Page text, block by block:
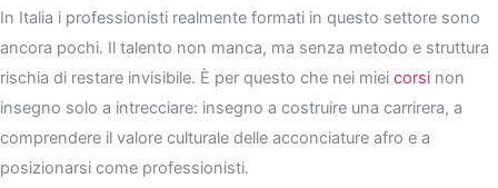
In Italia i professionisti realmente formati in questo settore sono
ancora pochi. Il talento non manca, ma senza metodo e struttura
rischia di restare invisibile. È per questo che nei miei corsi non
insegno solo a intrecciare: insegno a costruire una carrirera, a
comprendere il valore culturale delle acconciature afro e a
posizionarsi come professionisti.